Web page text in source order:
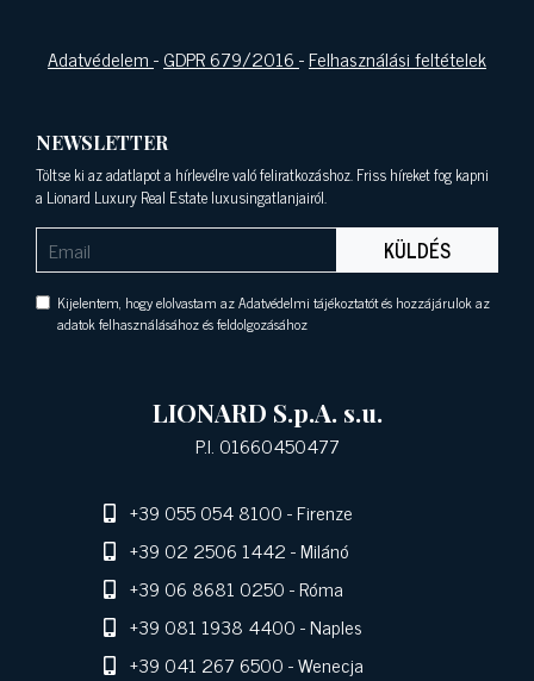
Adatvédelem-GDPR 679/2016-Felhasználási feltételek
NEWSLETTER
Töltse ki az adatlapot a hírlevélre való feliratkozáshoz. Friss híreket fog kapni
a Lionard Luxury Real Estate luxusingatlanjairól.
KÜLDÉS
Kijelentem, hogy elolvastam az Adatvédelmi tájékoztatót és hozzájárulok az
adatok felhasználásához és feldolgozásához
LIONARD S.p.A. s.u.
P.I. 01660450477
+39 055 054 8100- Firenze
+39 02 2506 1442- Milánó
+39 06 8681 0250- Róma
+39 081 1938 4400- Naples
+39 041 267 6500- Wenecja